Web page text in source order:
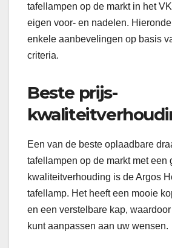
tafellampen op de markt in het
eigen voor- en nadelen.
enkele aanbevelingen op basis
criteria.
Beste prijs-
Een van de beste oplaadbare
tafellampen op de markt met een
kwaliteitverhouding is de Argos
tafellamp. Het heeft een mooie
en een verstelbare kap,
kunt aanpassen aan uw wensen.